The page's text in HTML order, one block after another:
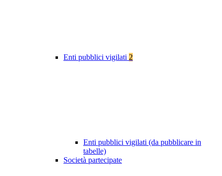
Enti pubblici vigilati 2
Enti pubblici vigilati (da pubblicare in
tabelle)
Società partecipate